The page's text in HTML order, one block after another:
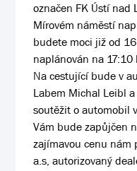
označen FK Ústí nad
Mírovém náměstí
budete moci již od
naplánován na
Na cestující bude v
Labem Michal Leibl
soutěžit o automobil
Vám bude zapůjčen
zajímavou cenu nám
a.s, autorizovaný